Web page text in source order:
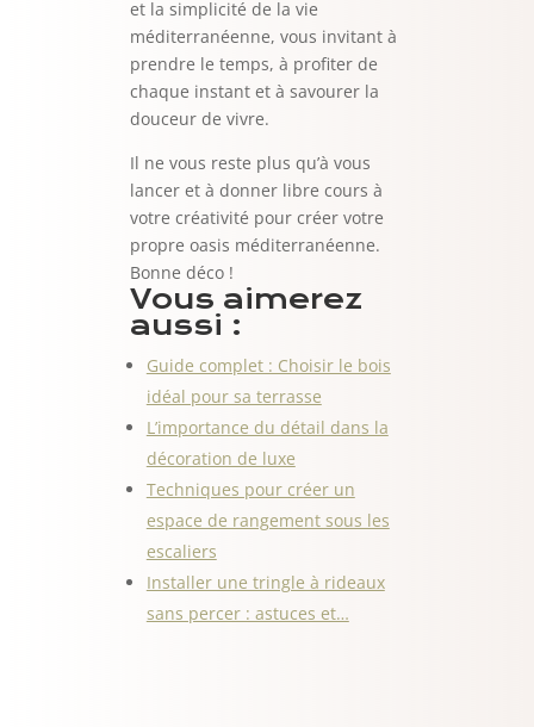
et la simplicité de la vie
méditerranéenne, vous invitant à
prendre le temps, à profiter de
chaque instant et à savourer la
douceur de vivre.
Il ne vous reste plus qu’à vous
lancer et à donner libre cours à
votre créativité pour créer votre
propre oasis méditerranéenne.
Bonne déco !
Vous aimerez
aussi :
Guide complet : Choisir le bois
idéal pour sa terrasse
L’importance du détail dans la
décoration de luxe
Techniques pour créer un
espace de rangement sous les
escaliers
Installer une tringle à rideaux
sans percer : astuces et…